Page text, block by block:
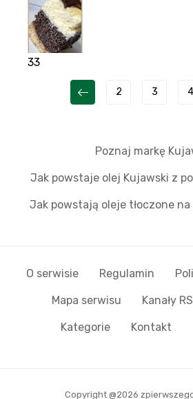
33
2 3 4
Poznaj markę
Jak powstaje olej Kujawski z
Jak powstają oleje tłoczone
O serwisie Regulamin
Mapa serwisu Kanały
Kategorie Kontakt
Copyright @2026